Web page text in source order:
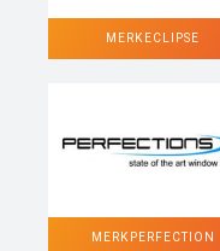
MERK ECLIPSE
MERK PERFECTION